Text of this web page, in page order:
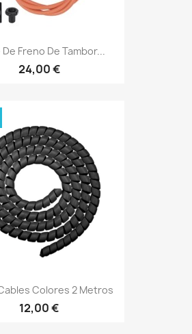
Freno De Tambor...
24,00 €
Colores 2 Metros
12,00 €